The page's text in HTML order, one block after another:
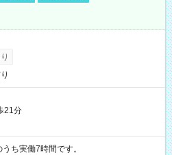
21分
※表記のうち実働7時間です。